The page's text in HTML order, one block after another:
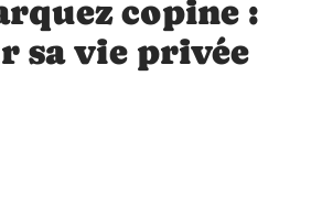
copine :
sa vie privée